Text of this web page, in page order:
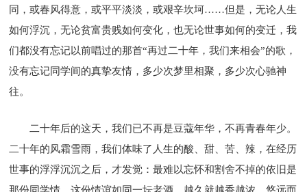
同，或春风得意，或平平淡淡，或艰辛坎坷……但是，无论人生
如何浮沉，无论贫富贵贱如何变化，也无论世事如何的变迁，我
们都没有忘记以前唱过的那首“再过二十年，我们来相会”的歌，
没有忘记同学间的真挚友情，多少次梦里相聚，多少次心驰神
往。
二十年后的这天，我们已不再是豆蔻年华，不再青春年少。
二十年的风霜雪雨，我们体味了人生的酸、甜、苦、辣，在经历
世事的浮浮沉沉之后，才发觉：最难以忘怀和割舍不掉的依旧是
那份同学情，这份情谊如同一坛老酒，越久就越香越浓，悠远而